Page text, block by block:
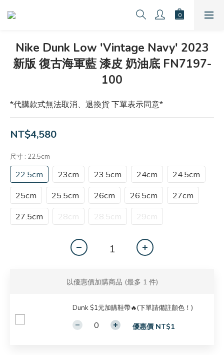
Nike Dunk Low 'Vintage Navy' 2023
新版 復古海軍藍 漆皮 奶油底 FN7197-
100
*代購款式無法取消、退換貨 下單表示同意*
NT$4,580
尺寸 : 22.5cm
22.5cm 23cm 23.5cm 24cm 24.5cm
25cm 25.5cm 26cm 26.5cm 27cm
27.5cm 28cm 28.5cm 29cm
以優惠價加購商品 (最多 1 件)
Dunk $1元加購鞋帶🔥(下單請備註顏色！)
優惠價 NT$1